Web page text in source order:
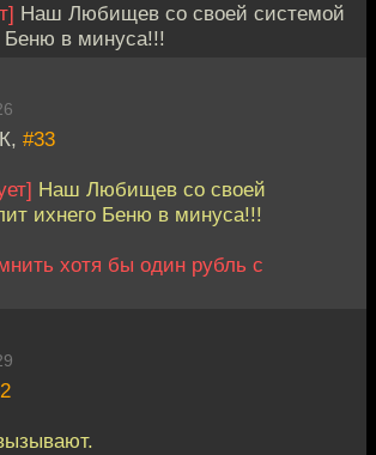
Наш Любищев со своей системой
Беню в минуса!!!
#33
Наш Любищев со своей
ихнего Беню в минуса!!!
хотя бы один рубль с